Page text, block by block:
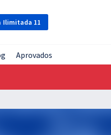
Ilimitada 11
Aprovados